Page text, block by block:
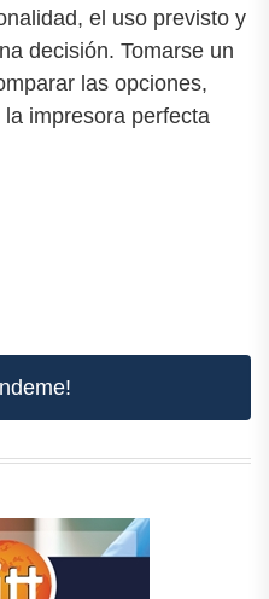
el uso previsto y
decisión. Tomarse un
las opciones,
impresora perfecta